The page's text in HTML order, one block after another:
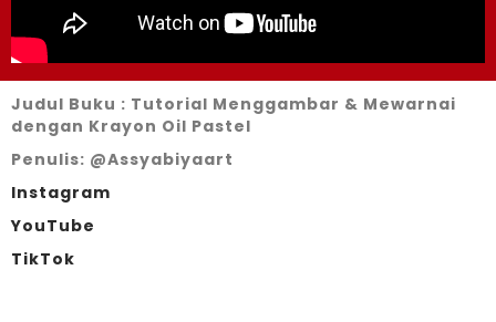
Judul Buku : Tutorial Menggambar & Mewarnai
dengan Krayon Oil Pastel
Penulis: @Assyabiyaart
Instagram
YouTube
TikTok